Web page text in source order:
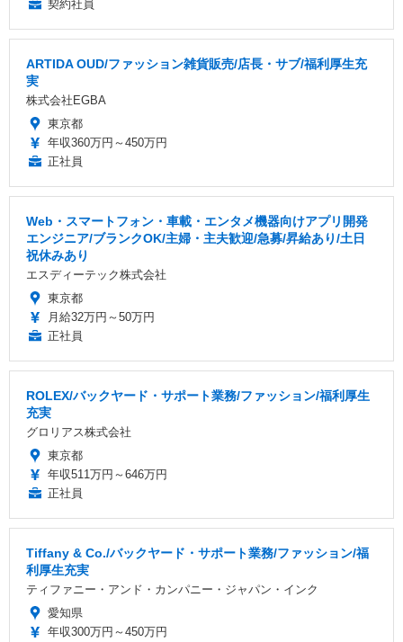
契約社員
ARTIDA OUD/ファッション雑貨販売/店長・サブ/福利厚生充
実
株式会社EGBA
東京都
年収360万円～450万円
正社員
Web・スマートフォン・車載・エンタメ機器向けアプリ開発
エンジニア/ブランクOK/主婦・主夫歓迎/急募/昇給あり/土日
祝休みあり
エスディーテック株式会社
東京都
月給32万円～50万円
正社員
ROLEX/バックヤード・サポート業務/ファッション/福利厚生
充実
グロリアス株式会社
東京都
年収511万円～646万円
正社員
Tiffany & Co./バックヤード・サポート業務/ファッション/福
利厚生充実
ティファニー・アンド・カンパニー・ジャパン・インク
愛知県
年収300万円～450万円